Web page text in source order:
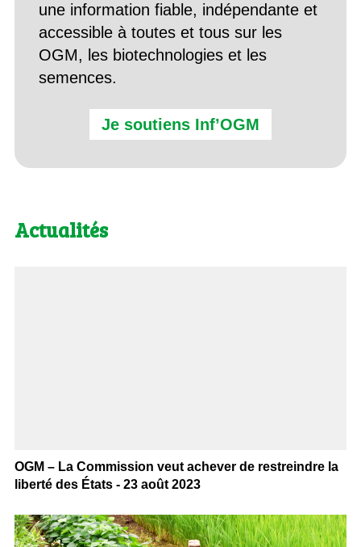
une information fiable, indépendante et
accessible à toutes et tous sur les
OGM, les biotechnologies et les
semences.
Je soutiens Inf’OGM
Actualités
OGM – La Commission veut achever de restreindre la
liberté des États - 23 août 2023